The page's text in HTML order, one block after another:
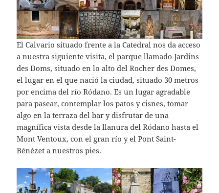
El Calvario situado frente a la Catedral nos da acceso
a nuestra siguiente visita, el parque llamado Jardins
des Doms, situado en lo alto del Rocher des Domes,
el lugar en el que nació la ciudad, situado 30 metros
por encima del río Ródano. Es un lugar agradable
para pasear, contemplar los patos y cisnes, tomar
algo en la terraza del bar y disfrutar de una
magnífica vista desde la llanura del Ródano hasta el
Mont Ventoux, con el gran río y el Pont Saint-
Bénézet a nuestros pies.